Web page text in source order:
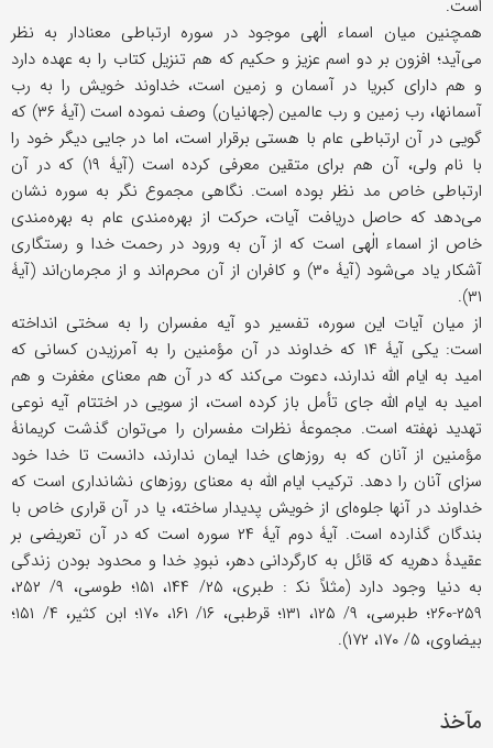
است.
همچنین میان اسماء الٰهی موجود در سوره ارتباطی معنادار به نظر
می‌آید؛ افزون بر دو اسم عزیز و حکیم که هم تنزیل کتاب را به عهده دارد
و هم دارای کبریا در آسمان و زمین است، خداوند خویش را به رب
آسمانها، رب زمین و رب عالمین (جهانیان) وصف نموده است (آیۀ ۳۶) که
گویی در آن ارتباطی عام با هستی برقرار است، اما در جایی دیگر خود را
با نام ولی، آن هم برای متقین معرفی کرده است (آیۀ ۱۹) که در آن
ارتباطی خاص مد نظر بوده است. نگاهی مجموع نگر به سوره نشان
می‌دهد که حاصل دریافت آیات، حرکت از بهره‌مندی عام به بهره‌مندی
خاص از اسماء الٰهی است که از آن به ورود در رحمت خدا و رستگاری
آشکار یاد می‌شود (آیۀ ۳۰) و کافران از آن محرم‌اند و از مجرمان‌اند (آیۀ
۳۱).
از میان آیات این سوره، تفسیر دو آیه مفسران را به سختی انداخته
است: یکی آیۀ ۱۴ که خداوند در آن مؤمنین را به آمرزیدن کسانی که
امید به ایام الله ندارند، دعوت می‌کند که در آن هم معنای مغفرت و هم
امید به ایام الله جای تأمل باز کرده است، از سویی در اختتام آیه نوعی
تهدید نهفته است. مجموعۀ نظرات مفسران را می‌توان گذشت کریمانۀ
مؤمنین از آنان که به روزهای خدا ایمان ندارند، دانست تا خدا خود
سزای آنان را دهد. ترکیب ایام الله به معنای روزهای نشانداری است که
خداوند در آنها جلوه‌ای از خویش پدیدار ساخته، یا در آن قراری خاص با
بندگان گذارده است. آیۀ دوم آیۀ ۲۴ سوره است که در آن تعریضی بر
عقیدۀ دهریه که قائل به کارگردانی دهر، نبودِ خدا و محدود بودن زندگی
به دنیا وجود دارد (مثلاً نک‍ : طبری، ۲۵/ ۱۴۴، ۱۵۱؛ طوسی، ۹/ ۲۵۲،
۲۵۹-۲۶۰؛ طبرسی، ۹/ ۱۲۵، ۱۳۱؛ قرطبی، ۱۶/ ۱۶۱، ۱۷۰؛ ابن کثیر، ۴/ ۱۵۱؛
بیضاوی، ۵/ ۱۷۰، ۱۷۲).
مآخذ